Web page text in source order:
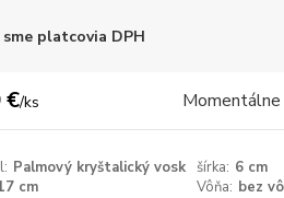
sme platcovia DPH
€/ks Momentálne
Palmový kryštalický vosk šírka: 6 cm
cm
Vôňa: bez